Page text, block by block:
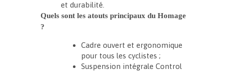
et durabilité.
Quels sont les atouts principaux du Homage
?
Cadre ouvert et ergonomique
pour tous les cyclistes ;
Suspension intégrale Control